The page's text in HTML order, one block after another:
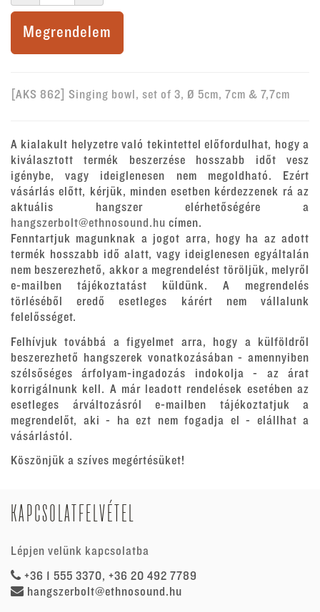
Megrendelem
[AKS 862] Singing bowl, set of 3, Ø 5cm, 7cm & 7,7cm
A kialakult helyzetre való tekintettel előfordulhat, hogy a
kiválasztott termék beszerzése hosszabb időt vesz
igénybe, vagy ideiglenesen nem megoldható. Ezért
vásárlás előtt, kérjük, minden esetben kérdezzenek rá az
aktuális hangszer elérhetőségére a
hangszerbolt@ethnosound.hu címen.
Fenntartjuk magunknak a jogot arra, hogy ha az adott
termék hosszabb idő alatt, vagy ideiglenesen egyáltalán
nem beszerezhető, akkor a megrendelést töröljük, melyről
e-mailben tájékoztatást küldünk. A megrendelés
törléséből eredő esetleges kárért nem vállalunk
felelősséget.
Felhívjuk továbbá a figyelmet arra, hogy a külföldről
beszerezhető hangszerek vonatkozásában - amennyiben
szélsőséges árfolyam-ingadozás indokolja - az árat
korrigálnunk kell. A már leadott rendelések esetében az
esetleges árváltozásról e-mailben tájékoztatjuk a
megrendelőt, aki - ha ezt nem fogadja el - elállhat a
vásárlástól.
Köszönjük a szíves megértésüket!
KAPCSOLATFELVÉTEL
Lépjen velünk kapcsolatba
+36 1 555 3370, +36 20 492 7789
hangszerbolt@ethnosound.hu